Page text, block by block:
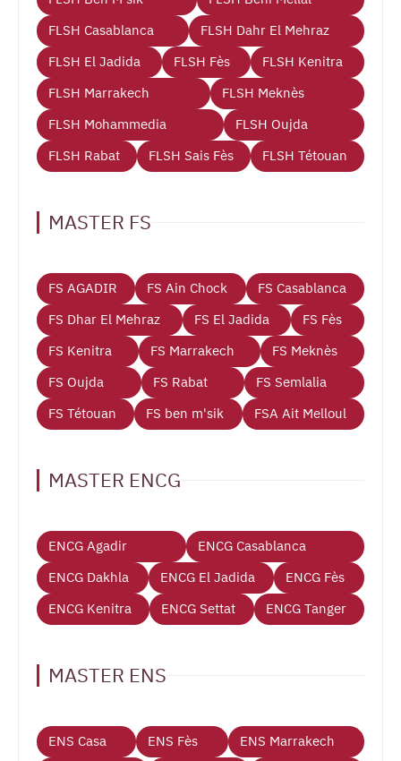
FLSH Casablanca
FLSH Dahr El Mehraz
FLSH El Jadida
FLSH Fès
FLSH Kenitra
FLSH Marrakech
FLSH Meknès
FLSH Mohammedia
FLSH Oujda
FLSH Rabat
FLSH Sais Fès FLSH Tétouan
MASTER FS
FS AGADIR FS Ain Chock
FS Casablanca
FS Dhar El Mehraz
FS El Jadida
FS Fès
FS Kenitra
FS Marrakech
FS Meknès
FS Oujda
FS Rabat
FS Semlalia
FS Tétouan
FS ben m'sik FSA Ait Melloul
MASTER ENCG
ENCG Agadir
ENCG Casablanca
ENCG Dakhla
ENCG El Jadida
ENCG Fès
ENCG Kenitra
ENCG Settat ENCG Tanger
MASTER ENS
ENS Casa ENS Fès
ENS Marrakech